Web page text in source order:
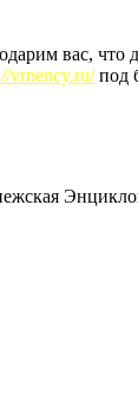
вас,
vrnency.ru/под